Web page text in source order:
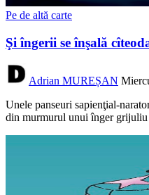
Pe de altă carte
Şi îngerii se înşală
Adrian MUREȘAN
Unele panseuri sapienţial-
din murmurul unui înger